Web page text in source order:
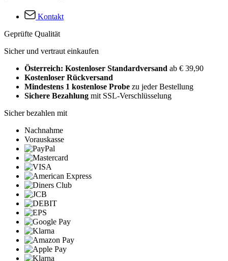
Kontakt
Geprüfte Qualität
Sicher und vertraut einkaufen
Österreich: Kostenloser Standardversand ab € 39,90
Kostenloser Rückversand
Mindestens 1 kostenlose Probe zu jeder Bestellung
Sichere Bezahlung mit SSL-Verschlüsselung
Sicher bezahlen mit
Nachnahme
Vorauskasse